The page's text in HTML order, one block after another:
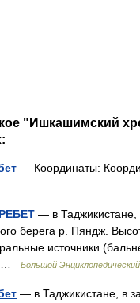
"Ишкашимский
— Координаты:
— в Таджикистане,
берега р. Пяндж.
источники
…
Большой
— в Таджикистане, в